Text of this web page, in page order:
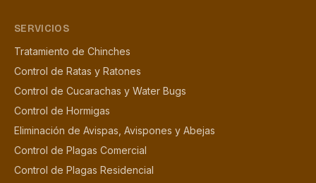
SERVICIOS
Tratamiento de Chinches
Control de Ratas y Ratones
Control de Cucarachas y Water Bugs
Control de Hormigas
Eliminación de Avispas, Avispones y Abejas
Control de Plagas Comercial
Control de Plagas Residencial